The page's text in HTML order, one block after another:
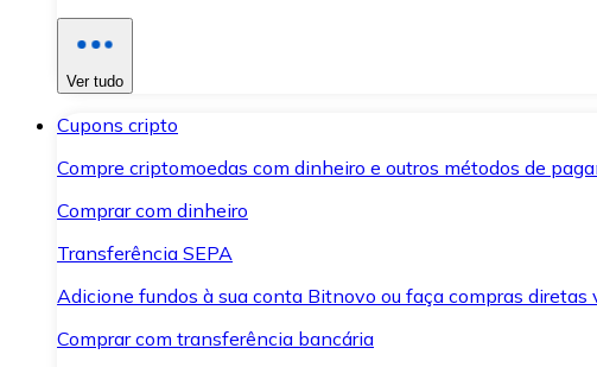
Ver tudo
Cupons cripto
Compre criptomoedas com dinheiro e outros métodos de
Comprar com dinheiro
Transferência SEPA
Adicione fundos à sua conta Bitnovo ou faça compras diretas
Comprar com transferência bancária